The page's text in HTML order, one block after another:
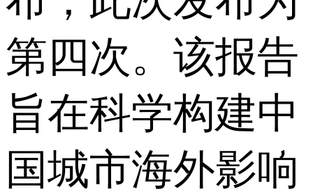
第四次。该报告
旨在科学构建中
国城市海外影响